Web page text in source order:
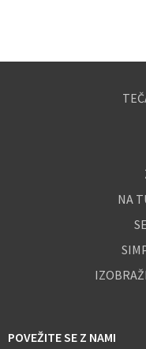
NA
POVEŽITE SE Z NAMI